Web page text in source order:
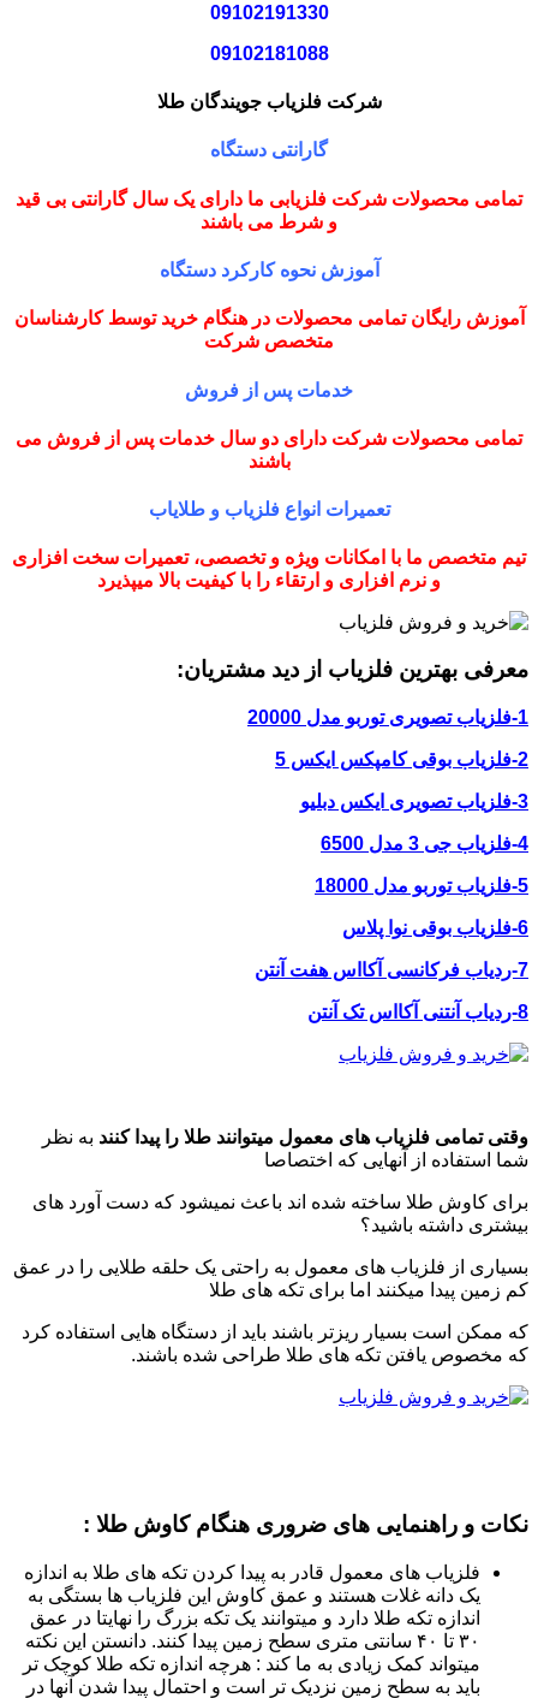
09102191330
09102181088
شرکت فلزیاب جویندگان طلا
گارانتی دستگاه
تمامی محصولات شرکت فلزیابی ما دارای یک سال گارانتی بی قید
و شرط می باشند
آموزش نحوه کارکرد دستگاه
آموزش رایگان تمامی محصولات در هنگام خرید توسط کارشناسان
متخصص شرکت
خدمات پس از فروش
تمامی محصولات شرکت دارای دو سال خدمات پس از فروش می
باشند
تعمیرات انواع فلزیاب و طلایاب
تیم متخصص ما با امکانات ویژه و تخصصی، تعمیرات سخت افزاری
و نرم افزاری و ارتقاء را با کیفیت بالا میپذیرد
معرفی بهترین فلزیاب از دید مشتریان:
1-فلزیاب تصویری توربو مدل 20000
2-فلزیاب بوقی کامپکس ایکس 5
3-فلزیاب تصویری ایکس دبلیو
4-فلزیاب جی 3 مدل 6500
5-فلزیاب توربو مدل 18000
6-فلزیاب بوقی نوا پلاس
7-ردیاب فرکانسی آکااس هفت آنتن
8-ردیاب آنتنی آکااس تک آنتن
وقتی تمامی فلزیاب های معمول میتوانند طلا را پیدا کنند به نظر
شما استفاده از آنهایی که اختصاصا
برای کاوش طلا ساخته شده اند باعث نمیشود که دست آورد های
بیشتری داشته باشید؟
بسیاری از فلزیاب های معمول به راحتی یک حلقه طلایی را در عمق
کم زمین پیدا میکنند اما برای تکه های طلا
که ممکن است بسیار ریزتر باشند باید از دستگاه هایی استفاده کرد
که مخصوص یافتن تکه های طلا طراحی شده باشند.
نکات و راهنمایی های ضروری هنگام کاوش طلا :
فلزیاب های معمول قادر به پیدا کردن تکه های طلا به اندازه
یک دانه غلات هستند و عمق کاوش این فلزیاب ها بستگی به
اندازه تکه طلا دارد و میتوانند یک تکه بزرگ را نهایتا در عمق
۳۰ تا ۴۰ سانتی متری سطح زمین پیدا کنند. دانستن این نکته
میتواند کمک زیادی به ما کند : هرچه اندازه تکه طلا کوچک تر
باید به سطح زمین نزدیک تر است و احتمال پیدا شدن آنها در